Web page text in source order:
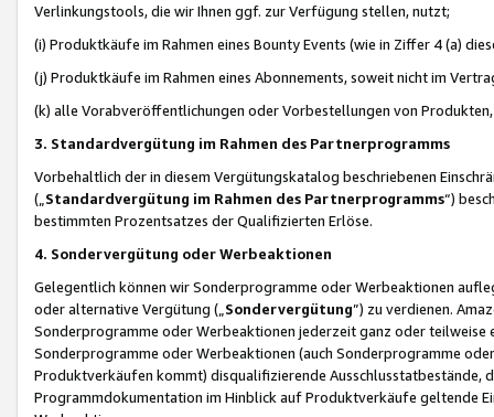
Verlinkungstools, die wir Ihnen ggf. zur Verfügung stellen, nutzt;
(i) Produktkäufe im Rahmen eines Bounty Events (wie in Ziffer 4 (a)
(j) Produktkäufe im Rahmen eines Abonnements, soweit nicht im
(k) alle Vorabveröffentlichungen oder Vorbestellungen von
3. Standardvergütung im Rahmen des Partnerprogramms
Vorbehaltlich der in diesem Vergütungskatalog beschriebenen
(„ Standardvergütung im Rahmen des Partnerprogramms“)
bestimmten Prozentsatzes der Qualifizierten Erlöse.
4. Sondervergütung oder Werbeaktionen
Gelegentlich können wir Sonderprogramme oder Werbeaktionen
oder alternative Vergütung („ Sondervergütung”) zu verdienen.
Sonderprogramme oder Werbeaktionen jederzeit ganz oder
Sonderprogramme oder Werbeaktionen (auch Sonderprogramme
Produktverkäufen kommt) disqualifizierende Ausschlusstatbestände,
Programmdokumentation im Hinblick auf Produktverkäufe geltende